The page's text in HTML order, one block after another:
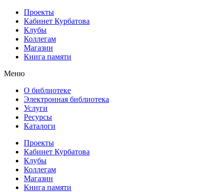
Проекты
Кабинет Курбатова
Клубы
Коллегам
Магазин
Книга памяти
Меню
О библиотеке
Электронная библиотека
Услуги
Ресурсы
Каталоги
Проекты
Кабинет Курбатова
Клубы
Коллегам
Магазин
Книга памяти